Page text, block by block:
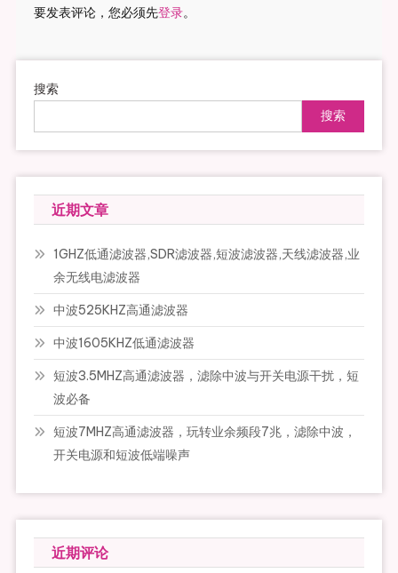
要发表评论，您必须先登录。
搜索
搜索
近期文章
1GHZ低通滤波器,SDR滤波器,短波滤波器,天线滤波器,业
余无线电滤波器
中波525KHZ高通滤波器
中波1605KHZ低通滤波器
短波3.5MHZ高通滤波器，滤除中波与开关电源干扰，短
波必备
短波7MHZ高通滤波器，玩转业余频段7兆，滤除中波，
开关电源和短波低端噪声
近期评论